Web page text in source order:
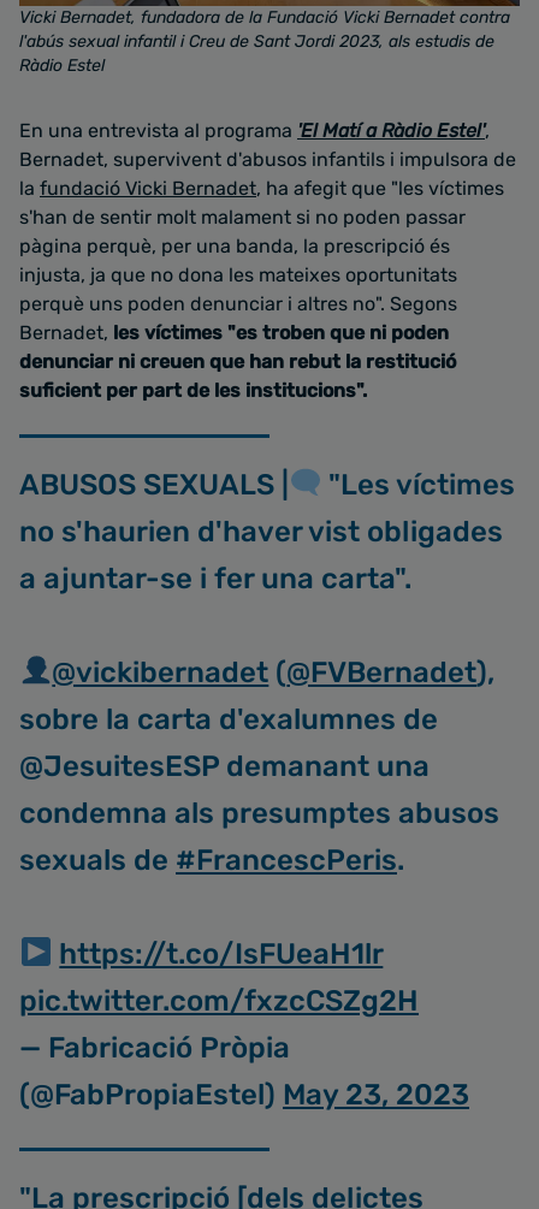
Vicki Bernadet, fundadora de la Fundació Vicki Bernadet contra
l'abús sexual infantil i Creu de Sant Jordi 2023, als estudis de
Ràdio Estel
En una entrevista al programa 'El Matí a Ràdio Estel',
Bernadet, supervivent d'abusos infantils i impulsora de
la fundació Vicki Bernadet, ha afegit que "les víctimes
s'han de sentir molt malament si no poden passar
pàgina perquè, per una banda, la prescripció és
injusta, ja que no dona les mateixes oportunitats
perquè uns poden denunciar i altres no". Segons
Bernadet, les víctimes "es troben que ni poden
denunciar ni creuen que han rebut la restitució
suficient per part de les institucions".
ABUSOS SEXUALS |
"Les víctimes
no s'haurien d'haver vist obligades
a ajuntar-se i fer una carta".
@vickibernadet (@FVBernadet),
sobre la carta d'exalumnes de
@JesuitesESP demanant una
condemna als presumptes abusos
sexuals de #FrancescPeris.
https://t.co/IsFUeaH1lr
pic.twitter.com/fxzcCSZg2H
— Fabricació Pròpia
(@FabPropiaEstel) May 23, 2023
"La prescripció [dels delictes